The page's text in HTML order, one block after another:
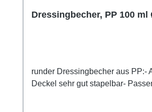
Dressingbecher, PP 100
runder Dressingbecher aus PP:-
Deckel sehr gut stapelbar-